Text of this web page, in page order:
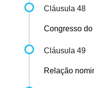
Cláusula 48
Congresso
Cláusula 49
Relação